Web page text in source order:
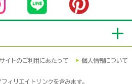
サイトのご利用にあたって 個人情報について
ィリエイトリンクを含みます。